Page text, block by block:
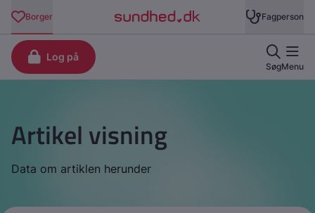
Artikel visning
Data om artiklen herunder